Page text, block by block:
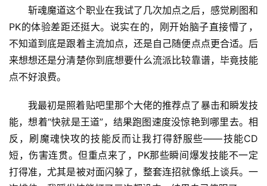
斩魂魔道这个职业在我试了几次加点之后，感觉刷图和
PK的体验差距还挺大。说实在的，刚开始脑子直接懵了，
不知道到底是跟着主流加点，还是自己随便点点更合适。后
来想想还是分清楚你到底想要什么流派比较靠谱，毕竟技能
点不好浪费。
我最初是照着贴吧里那个大佬的推荐点了暴击和瞬发技
能，想着“快就是王道”，结果跑图速度没惊艳到哪里去。相
反，刷魔魂快攻的技能反而让我打得舒服些——技能CD
短，伤害连贯。但重点来了，PK那些瞬间爆发技能不一定
打得准，尤其是被对面闪躲了，整套连招就像纸上谈兵。一